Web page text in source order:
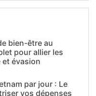
bien-être au
pour allier les
évasion
par jour : Le
vos dépenses